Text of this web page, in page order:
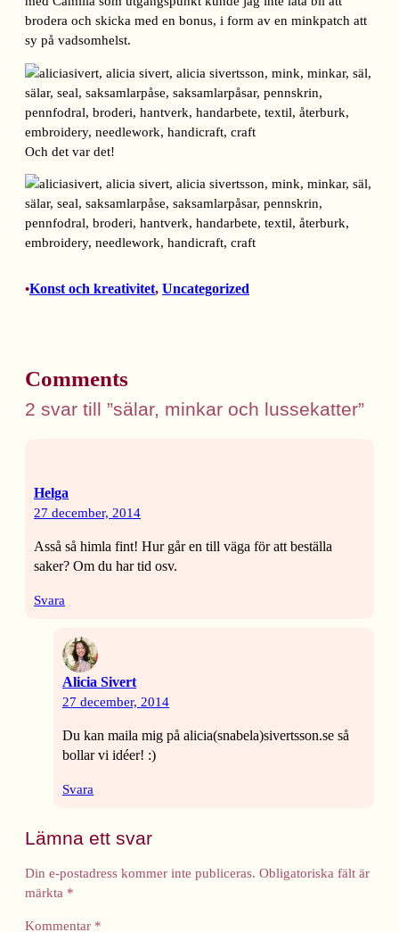
brodera och skicka med en bonus, i form av en minkpatch att
sy på vadsomhelst.
Och det var det!
•Konst och kreativitet, Uncategorized
Comments
2 svar till ”sälar, minkar och lussekatter”
Helga
27 december, 2014
Asså så himla fint! Hur går en till väga för att beställa
saker? Om du har tid osv.
Svara
Alicia Sivert
27 december, 2014
Du kan maila mig på alicia(snabela)sivertsson.se så
bollar vi idéer! :)
Svara
Lämna ett svar
Din e-postadress kommer inte publiceras. Obligatoriska fält är
märkta *
Kommentar *